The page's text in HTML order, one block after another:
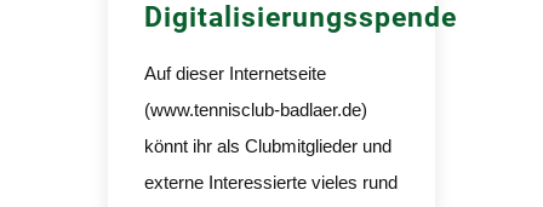
Digitalisierungsspende
Auf dieser Internetseite
(www.tennisclub-badlaer.de)
könnt ihr als Clubmitglieder und
externe Interessierte vieles rund